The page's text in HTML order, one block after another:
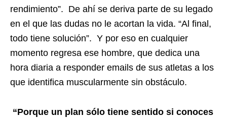
rendimiento”. De ahí se deriva parte de su legado
en el que las dudas no le acortan la vida. “Al final,
todo tiene solución”. Y por eso en cualquier
momento regresa ese hombre, que dedica una
hora diaria a responder emails de sus atletas a los
que identifica muscularmente sin obstáculo.
“Porque un plan sólo tiene sentido si conoces